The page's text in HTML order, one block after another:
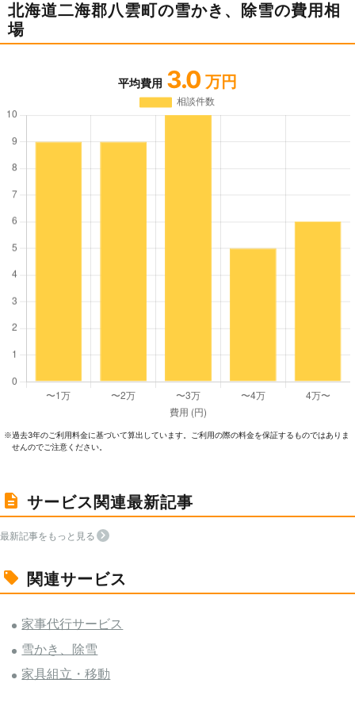
北海道二海郡八雲町の雪かき、除雪の費用相
場
平均費用 3.0 万円
※過去3年のご利⽤料⾦に基づいて算出しています。ご利⽤の際の料⾦を保証するものではありま
せんのでご注意ください。
サービス関連最新記事
最新記事をもっと見る
関連サービス
家事代行サービス
雪かき、除雪
家具組立・移動